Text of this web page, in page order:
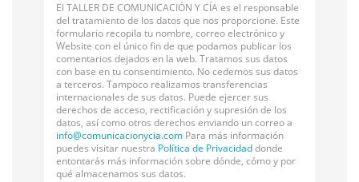
El TALLER DE COMUNICACIÓN Y CÍA es el responsable
del tratamiento de los datos que nos proporcione. Este
formulario recopila tu nombre, correo electrónico y
Website con el único fin de que podamos publicar los
comentarios dejados en la web. Tratamos sus datos
con base en tu consentimiento. No cedemos sus datos
a terceros. Tampoco realizamos transferencias
internacionales de sus datos. Puede ejercer sus
derechos de acceso, rectificación y supresión de los
datos, así como otros derechos enviando un correo a
info@comunicacionycia.com Para más información
puedes visitar nuestra Política de Privacidaddonde
entontarás más información sobre dónde, cómo y por
qué almacenamos sus datos.